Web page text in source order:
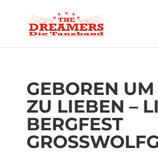
GEBOREN
ZU LIEBEN –
BERGFEST